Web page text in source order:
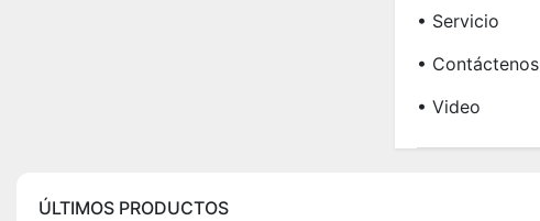
• Servicio
• Contáctenos
• Video
ÚLTIMOS PRODUCTOS